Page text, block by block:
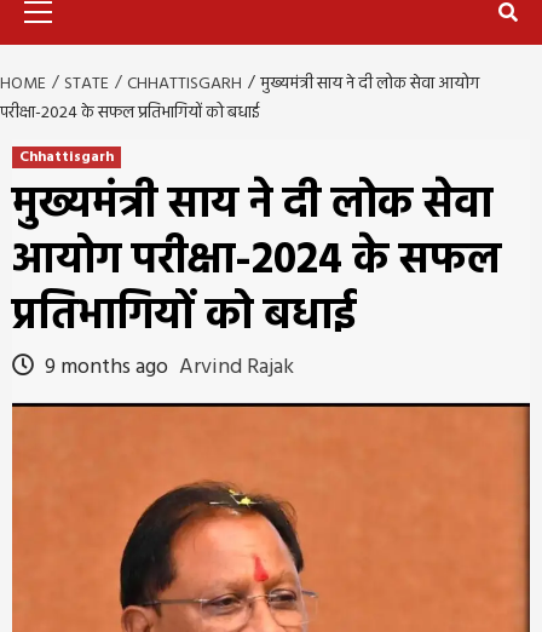
HOME STATE CHHATTISGARH
मुख्यमंत्री साय ने दी लोक सेवा आयोग
परीक्षा-2024 के सफल प्रतिभागियों को बधाई
Chhattisgarh
मुख्यमंत्री साय ने दी लोक सेवा
आयोग परीक्षा-2024 के सफल
प्रतिभागियों को बधाई
9 months ago Arvind Rajak